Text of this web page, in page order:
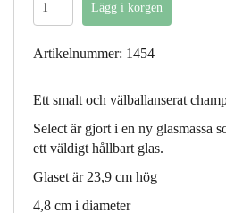
Artikelnummer: 1454
Ett smalt och välballanserat
Select är gjort i en ny glasmassa
ett väldigt hållbart glas.
Glaset är 23,9 cm hög
4,8 cm i diameter